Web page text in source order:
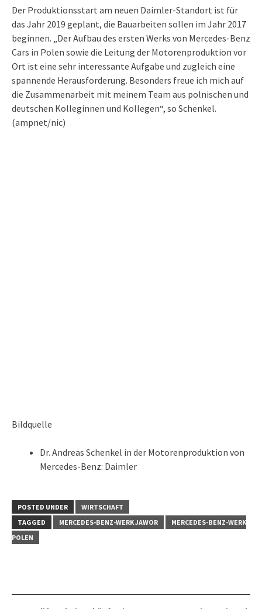
Der Produktionsstart am neuen Daimler-Standort ist für
das Jahr 2019 geplant, die Bauarbeiten sollen im Jahr 2017
beginnen. „Der Aufbau des ersten Werks von Mercedes-Benz
Cars in Polen sowie die Leitung der Motorenproduktion vor
Ort ist eine sehr interessante Aufgabe und zugleich eine
spannende Herausforderung. Besonders freue ich mich auf
die Zusammenarbeit mit meinem Team aus polnischen und
deutschen Kolleginnen und Kollegen“, so Schenkel.
(ampnet/nic)
Bildquelle
Dr. Andreas Schenkel in der Motorenproduktion von
Mercedes-Benz: Daimler
POSTED UNDER
WIRTSCHAFT
TAGGED
MERCEDES-BENZ-WERK JAWOR
MERCEDES-BENZ-WERK
POLEN